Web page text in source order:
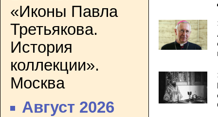
«Иконы Павла
Третьякова.
История
коллекции».
Москва
Август 2026